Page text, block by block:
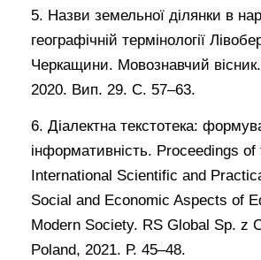
5. Назви земельної ділянки в
географічній термінології
Черкащини. Мовознавчий
2020. Вип. 29. С. 57–63.
6. Діалектна текстотека:
інформативність. Proceedings of
International Scientific and
Social and Economic Aspects of
Modern Society. RS Global Sp. z
Poland, 2021. Р. 45–48.